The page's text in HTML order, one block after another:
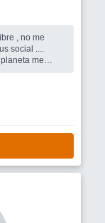
religión, estatura ni estatus social ....
me